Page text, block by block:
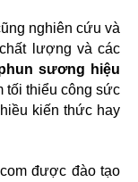
nghiên cứu và
lượng và các
sương hiệu
tối thiểu công sức
kiến thức hay
được đào tạo